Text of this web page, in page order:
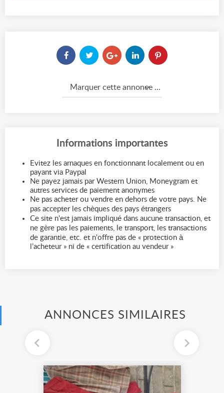
Marquer cette annonce comme...
Informations importantes
Evitez les arnaques en fonctionnant localement ou en
payant via Paypal
Ne payez jamais par Western Union, Moneygram et
autres services de paiement anonymes
Ne pas acheter ou vendre en dehors de votre pays. Ne
pas accepter les chèques des pays étrangers
Ce site n'est jamais impliqué dans aucune transaction, et
ne gère pas les paiements, le transport, les transactions
de garantie, etc. et n'offre pas de « protection à
l’acheteur » ni de « certification au vendeur »
ANNONCES SIMILAIRES